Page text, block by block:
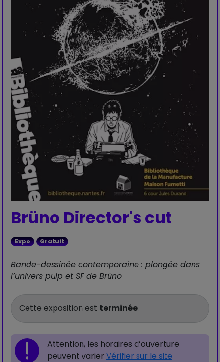
Brüno Director's cut
Expo Gratuit
Bande-dessinée contemporaine : plongée dans
l’univers pulp et SF de Brüno
Cette exposition est terminée.
Attention, les horaires d’ouverture
peuvent varier Vérifier sur le site